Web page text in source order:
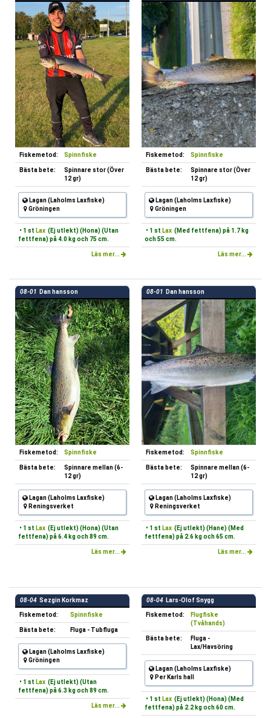
Fiskemetod: Spinnfiske
Bästa bete:
Spinnare stor (Över
12 gr)
Lagan (Laholms Laxfiske)
Gröningen
• 1 st Lax (Ej utlekt) (Hona) (Utan
fettfena) på 4.0 kg och 75 cm.
Läs mer...
Fiskemetod: Spinnfiske
Bästa bete:
Spinnare stor (Över
12 gr)
Lagan (Laholms Laxfiske)
Gröningen
• 1 st Lax (Med fettfena) på 1.7 kg
och 55 cm.
Läs mer...
08-01 Dan hansson
Fiskemetod: Spinnfiske
Bästa bete:
Spinnare mellan (6-
12 gr)
Lagan (Laholms Laxfiske)
Reningsverket
• 1 st Lax (Ej utlekt) (Hona) (Utan
fettfena) på 6.4 kg och 89 cm.
Läs mer...
08-01 Dan hansson
Fiskemetod: Spinnfiske
Bästa bete:
Spinnare mellan (6-
12 gr)
Lagan (Laholms Laxfiske)
Reningsverket
• 1 st Lax (Ej utlekt) (Hane) (Med
fettfena) på 2.6 kg och 65 cm.
Läs mer...
08-04 Sezgin Korkmaz
Fiskemetod: Spinnfiske
Bästa bete: Fluga - Tubfluga
Lagan (Laholms Laxfiske)
Gröningen
• 1 st Lax (Ej utlekt) (Utan
fettfena) på 6.3 kg och 89 cm.
Läs mer...
08-04 Lars-Olof Snygg
Fiskemetod:
Flugfiske
(Tvåhands)
Bästa bete:
Fluga -
Lax/Havsöring
Lagan (Laholms Laxfiske)
Per Karls hall
• 1 st Lax (Ej utlekt) (Hona) (Med
fettfena) på 2.2 kg och 60 cm.